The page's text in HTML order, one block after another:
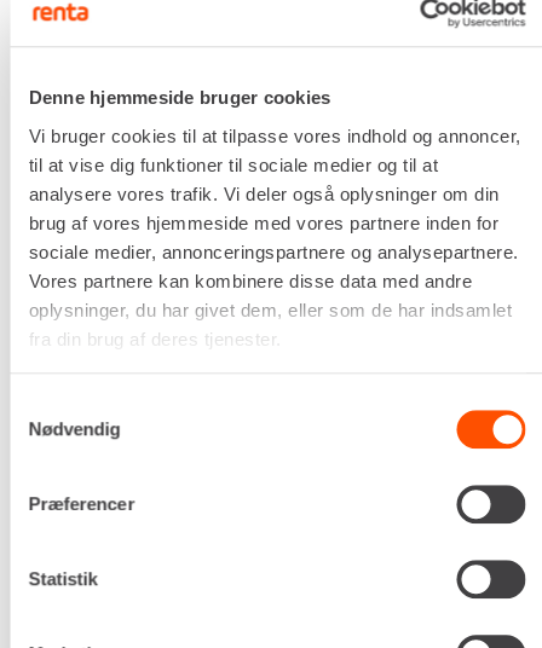
Denne hjemmeside bruger cookies
Vi bruger cookies til at tilpasse vores indhold og annoncer,
til at vise dig funktioner til sociale medier og til at
analysere vores trafik. Vi deler også oplysninger om din
brug af vores hjemmeside med vores partnere inden for
sociale medier, annonceringspartnere og analysepartnere.
Vores partnere kan kombinere disse data med andre
oplysninger, du har givet dem, eller som de har indsamlet
fra din brug af deres tjenester.
Nødvendig
Præferencer
Statistik
Skifte
Bredde
1.500 mm
Antal tænder
24 stk
Egenvægt
45,0 kg
Pr. dag DKK 375,00
Ekskl. moms